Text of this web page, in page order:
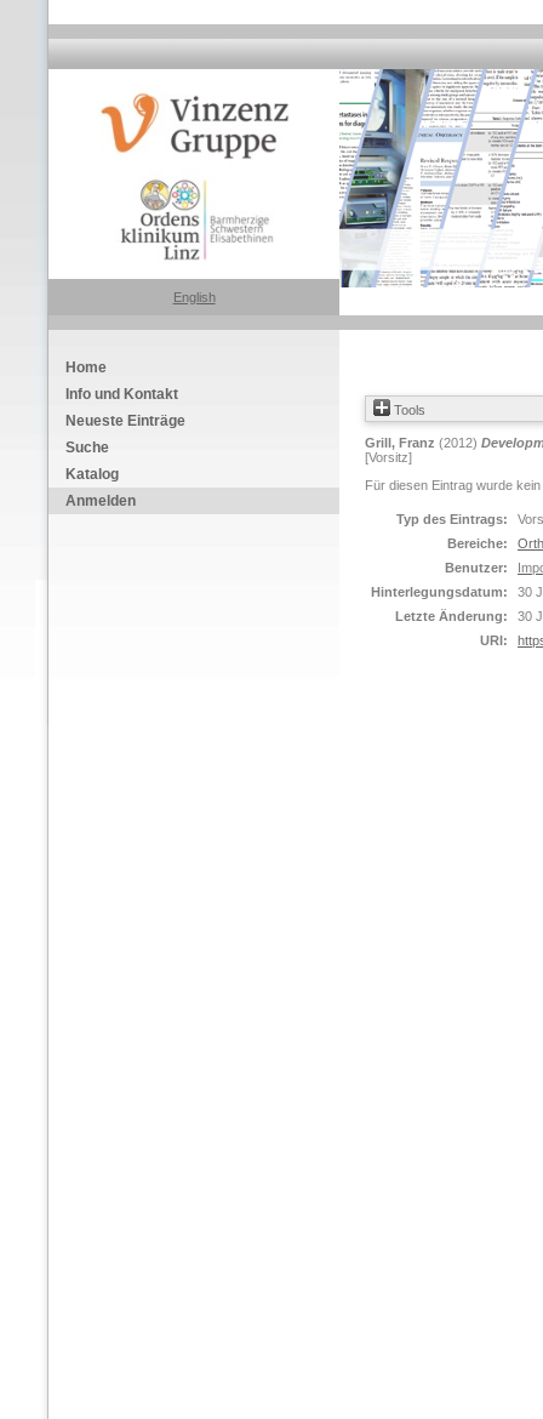
English
Home
Info und Kontakt
Neueste Einträge
Suche
Katalog
Anmelden
Tools
Grill, Franz (2012)
[Vorsitz]
Für diesen Eintrag wurde
Typ des Eintrags:
Bereiche:
Benutzer:
Hinterlegungsdatum:
30
Letzte Änderung:
30
URI: